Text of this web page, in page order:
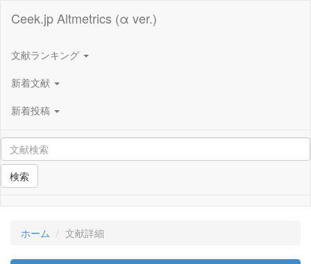
Ceek.jp Altmetrics (α ver.)
文献ランキング
新着文献
新着投稿
検索
ホーム 文献詳細